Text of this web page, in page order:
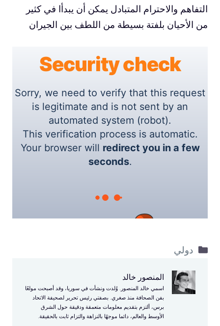
التفاهم والاحترام المتبادل يمكن أن يبدأا في كثير
من الأحيان بلفتة بسيطة من اللطف بين الجيران
التصنيفات
دولي
المنصور خالد
اسمي خالد المنصور. وُلدت ونشأت في سوريا، وقد أصبحت مولعًا
بفن الصحافة منذ صغري. بصفتي رئيس تحرير لصحيفة الاتحاد
برس، ألتزم بتقديم معلومات متعمقة ودقيقة حول الشرق
الأوسط والعالم، دائما موجهًا بالنزاهة والتزام ثابت بالحقيقة.